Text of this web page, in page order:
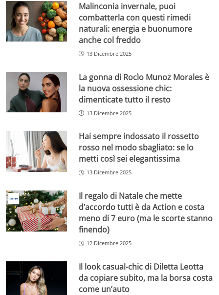
Malinconia invernale, puoi
combatterla con questi rimedi
naturali: energia e buonumore
anche col freddo
13 Dicembre 2025
La gonna di Rocìo Munoz Morales è
la nuova ossessione chic:
dimenticate tutto il resto
13 Dicembre 2025
Hai sempre indossato il rossetto
rosso nel modo sbagliato: se lo
metti così sei elegantissima
13 Dicembre 2025
Il regalo di Natale che mette
d’accordo tutti è da Action e costa
meno di 7 euro (ma le scorte stanno
finendo)
12 Dicembre 2025
Il look casual-chic di Diletta Leotta
da copiare subito, ma la borsa costa
come un’auto